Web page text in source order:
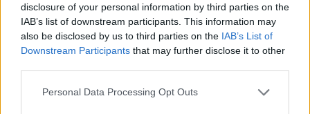
disclosure of your personal information by third parties on the
IAB’s list of downstream participants. This information may
also be disclosed by us to third parties on the IAB’s List of
Downstream Participants that may further disclose it to other
Please note that this website/app uses one or more Google
Personal Data Processing Opt Outs